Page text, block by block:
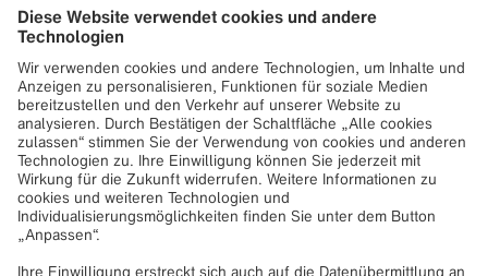
HändelsMessiah(in der englischen Originalsprache),
Französisches von Charles Gounod („Repentir“) und
César Franck („Panis angelicus“), einige Nummern aus
Pjotr I. TschaikowskisNussknacker-Suite und ein eigens
arrangiertes Weihnachtslieder-Medley. Stimmen wir uns
aufs nahende X-mas ein, feiern gemeinsam und darüber
hinaus – wie es schon im Titel heißt: Beyond Holy Night.
Weitere Informationen:
https://www.staatsoper.de/stuecke/beyond-holy-night-
ein-weihnachtskonzert-1/2024-12-10-1930-15217